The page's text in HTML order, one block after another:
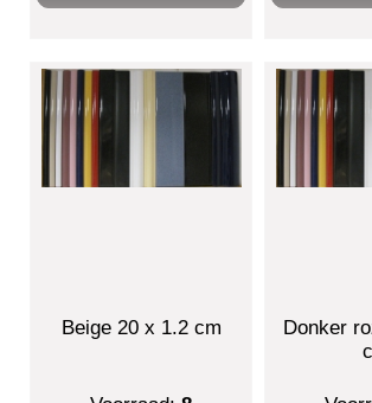
Beige 20 x 1.2 cm
Donker